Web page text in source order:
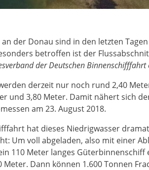
der Donau sind in den letzten
betroffen ist der
der Deutschen Binnenschifffahrt
derzeit nur noch rund 2,40
und 3,80 Meter. Damit nähert sich
am 23. August 2018.
hat dieses Niedrigwasser
Um voll abgeladen, also mit einer
110 Meter langes Güterbinnenschiff
Meter. Dann können 1.600 Tonnen